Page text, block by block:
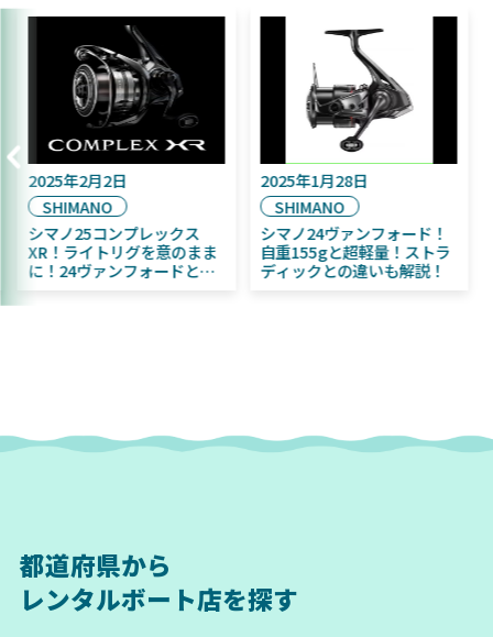
2025年2月2日
SHIMANO
シマノ25コンプレックス
XR！ライトリグを意のまま
に！24ヴァンフォードとの
2025年1月28日
SHIMANO
シマノ24ヴァンフォード！
自重155gと超軽量！ストラ
ディックとの違いも解説！
都道府県から
レンタルボート店を探す